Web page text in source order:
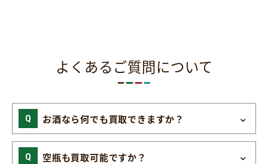
よくあるご質問について
お酒なら何でも買取できますか？
空瓶も買取可能ですか？